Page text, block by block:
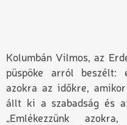
Kolumbán Vilmos, az
püspöke arról beszélt:
azokra az időkre,
állt ki a szabadság és
„Emlékezzünk